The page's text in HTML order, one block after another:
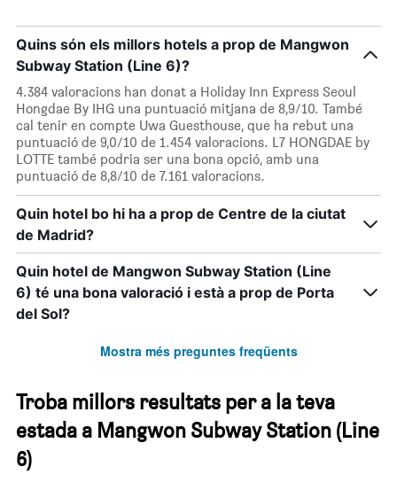
Quins són els millors hotels a prop de Mangwon
Subway Station (Line 6)?
4.384 valoracions han donat a Holiday Inn Express Seoul
Hongdae By IHG una puntuació mitjana de 8,9/10. També
cal tenir en compte Uwa Guesthouse, que ha rebut una
puntuació de 9,0/10 de 1.454 valoracions. L7 HONGDAE by
LOTTE també podria ser una bona opció, amb una
puntuació de 8,8/10 de 7.161 valoracions.
Quin hotel bo hi ha a prop de Centre de la ciutat
de Madrid?
Quin hotel de Mangwon Subway Station (Line
6) té una bona valoració i està a prop de Porta
del Sol?
Mostra més preguntes freqüents
Troba millors resultats per a la teva
estada a Mangwon Subway Station (Line
6)